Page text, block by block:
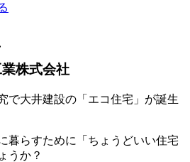
株式会社
で大井建設の「エコ住宅」が誕生
暮らすために「ちょうどいい住宅
うか？